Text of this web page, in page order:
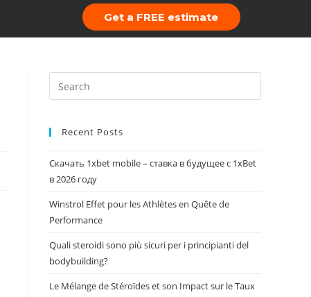
Get a FREE estimate
Recent Posts
Скачать 1xbet mobile – ставка в будущее с 1xBet
в 2026 году
Winstrol Effet pour les Athlètes en Quête de
Performance
Quali steroidi sono più sicuri per i principianti del
bodybuilding?
Le Mélange de Stéroïdes et son Impact sur le Taux